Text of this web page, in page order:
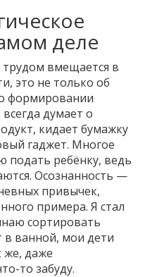
деле
трудом вмещается в
это не только об
формировании
думает о
кидает бумажку
гаджет. Многое
подать ребёнку, ведь
Осознанность —
привычек,
примера. Я стал
сортировать
в ванной, мои дети
же, даже
то забуду.